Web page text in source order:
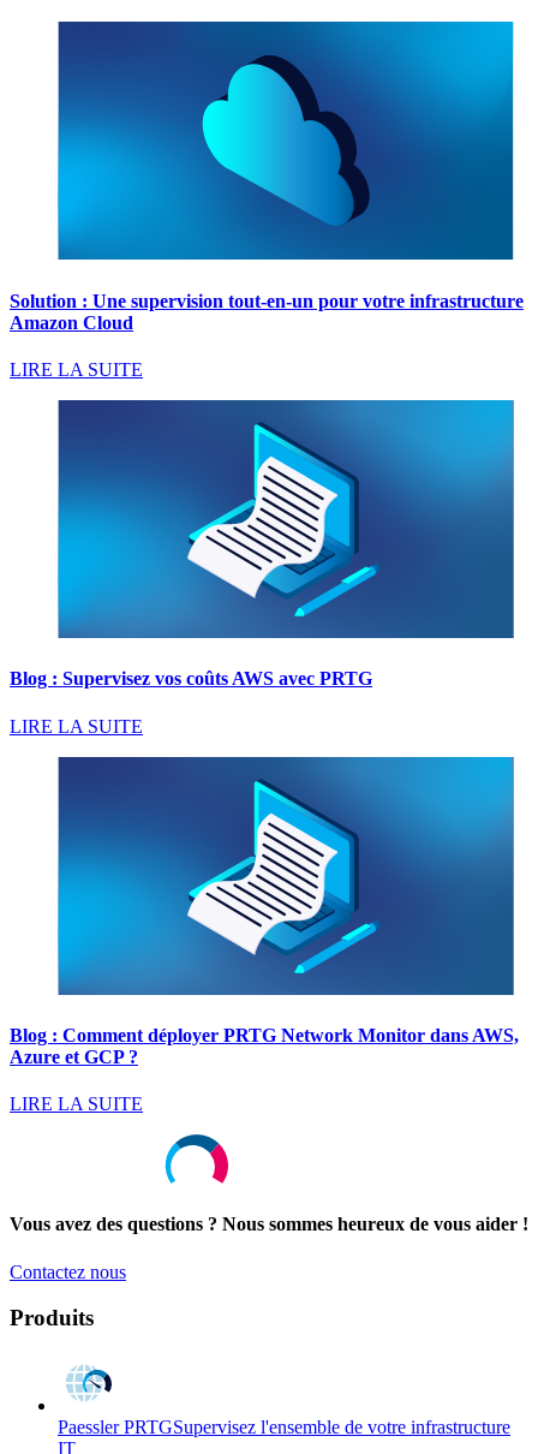
Solution : Une supervision tout-en-un pour votre infrastructure
Amazon Cloud
LIRE LA SUITE
Blog : Supervisez vos coûts AWS avec PRTG
LIRE LA SUITE
Blog : Comment déployer PRTG Network Monitor dans AWS,
Azure et GCP ?
LIRE LA SUITE
Vous avez des questions ? Nous sommes heureux de vous aider !
Contactez nous
Produits
Paessler PRTGSupervisez l'ensemble de votre infrastructure
IT